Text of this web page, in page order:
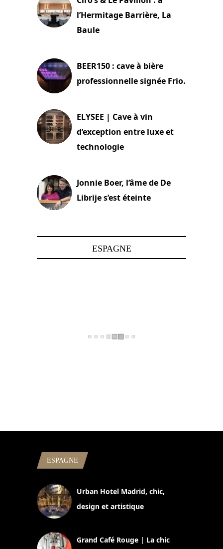
l’Hermitage Barrière, La
Baule
BEER150 : cave à bière
professionnelle signée Frio.
ELYSEE | Cave à vin
d’exception entre luxe et
technologie
Jonnie Boer, l’âme de De
Librije s’est éteinte
ESPAGNE
ESPAGNE
Urban Hotel Madrid, chic,
design et artistique
Grand Café Rouge | La chic